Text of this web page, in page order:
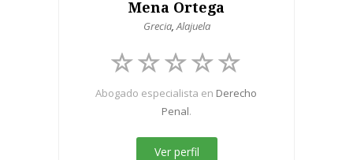
Mena Ortega
Grecia,Alajuela
Abogado especialista en Derecho
Penal.
Ver perfil